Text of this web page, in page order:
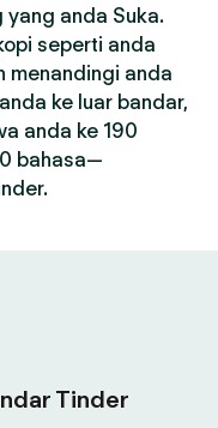
anda Suka.
seperti anda
menandingi anda
ke luar bandar,
anda ke 190
bahasa—
Tinder